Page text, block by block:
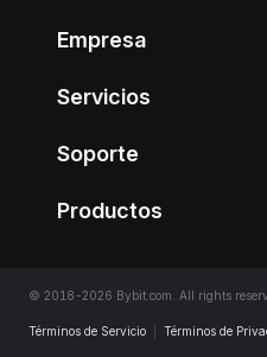
Empresa
Servicios
Soporte
Productos
© 2018-2026 Bybit.com. All rights
Términos de Servicio Términos de